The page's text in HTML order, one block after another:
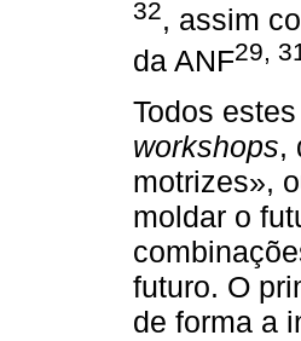
32, assim
da ANF29,
Todos
workshops,
motrizes»,
moldar o
futuro. O
de forma a